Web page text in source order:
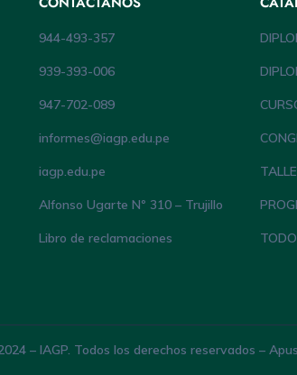
944-493-357
939-393-006
947-702-089
informes@iagp.edu.pe
iagp.edu.pe
Alfonso Ugarte Nº 310 – Trujillo
Libro de reclamaciones
– IAGP. Todos los derechos reservados –